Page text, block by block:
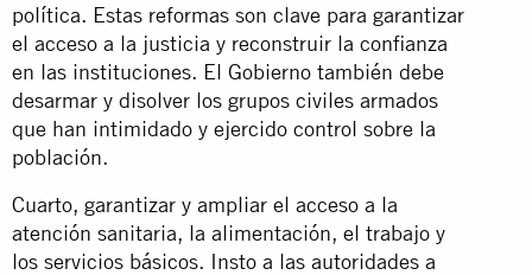
política. Estas reformas son clave para garantizar
el acceso a la justicia y reconstruir la confianza
en las instituciones. El Gobierno también debe
desarmar y disolver los grupos civiles armados
que han intimidado y ejercido control sobre la
población.
Cuarto, garantizar y ampliar el acceso a la
atención sanitaria, la alimentación, el trabajo y
los servicios básicos. Insto a las autoridades a